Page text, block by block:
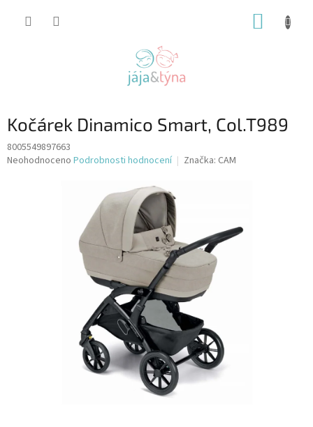
Kočárek Dinamico Smart, Col.T989
8005549897663
Průměrné
Neohodnoceno Podrobnosti hodnocení Značka: CAM